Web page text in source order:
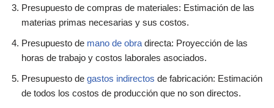
Presupuesto de compras de materiales: Estimación de las
materias primas necesarias y sus costos.
Presupuesto de mano de obra directa: Proyección de las
horas de trabajo y costos laborales asociados.
Presupuesto de gastos indirectos de fabricación: Estimación
de todos los costos de producción que no son directos.